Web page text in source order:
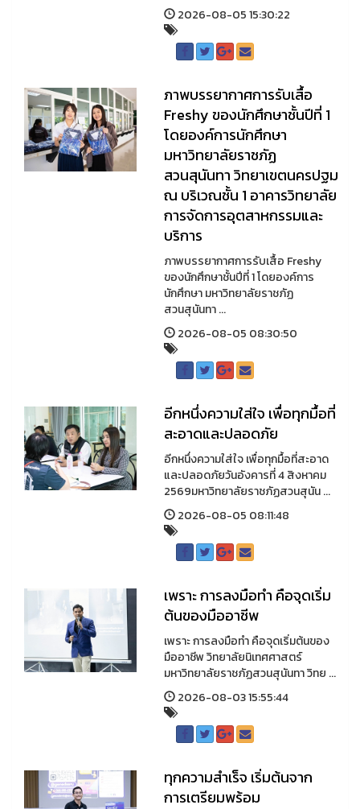
2026-08-05 15:30:22
ภาพบรรยากาศการรับเสื้อ
Freshy ของนักศึกษาชั้นปีที่ 1
โดยองค์การนักศึกษา
มหาวิทยาลัยราชภัฏ
สวนสุนันทา วิทยาเขตนครปฐม
ณ บริเวณชั้น 1 อาคารวิทยาลัย
การจัดการอุตสาหกรรมและ
บริการ
ภาพบรรยากาศการรับเสื้อ Freshy
ของนักศึกษาชั้นปีที่ 1 โดยองค์การ
นักศึกษา มหาวิทยาลัยราชภัฏ
สวนสุนันทา ...
2026-08-05 08:30:50
อีกหนึ่งความใส่ใจ เพื่อทุกมื้อที่
สะอาดและปลอดภัย
อีกหนึ่งความใส่ใจ เพื่อทุกมื้อที่สะอาด
และปลอดภัยวันอังคารที่ 4 สิงหาคม
2569มหาวิทยาลัยราชภัฏสวนสุนัน ...
2026-08-05 08:11:48
เพราะ การลงมือทำ คือจุดเริ่ม
ต้นของมืออาชีพ
เพราะ การลงมือทำ คือจุดเริ่มต้นของ
มืออาชีพ วิทยาลัยนิเทศศาสตร์
มหาวิทยาลัยราชภัฏสวนสุนันทา วิทย ...
2026-08-03 15:55:44
ทุกความสำเร็จ เริ่มต้นจาก
การเตรียมพร้อม